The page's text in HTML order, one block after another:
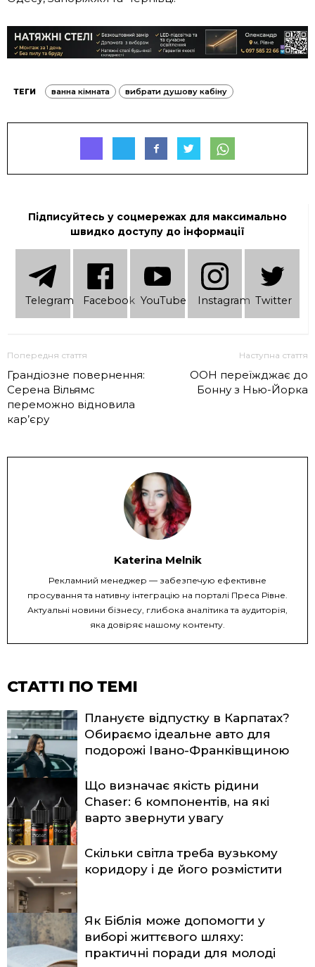
ТЕГИ ванна кімната вибрати душову кабіну
Підписуйтесь у соцмережах для максимально
швидко доступу до інформації
Telеgram Facebook YouTube Instagram Twitter
Попередня стаття
Грандіозне повернення:
Серена Вільямс
переможно відновила
кар’єру
Наступна стаття
ООН переїжджає до
Бонну з Нью-Йорка
Katerina Melnik
Рекламний менеджер — забезпечую ефективне
просування та нативну інтеграцію на порталі Преса Рівне.
Актуальні новини бізнесу, глибока аналітика та аудиторія,
яка довіряє нашому контенту.
СТАТТІ ПО ТЕМІ
Плануєте відпустку в Карпатах?
Обираємо ідеальне авто для
подорожі Івано-Франківщиною
Що визначає якість рідини
Chaser: 6 компонентів, на які
варто звернути увагу
Скільки світла треба вузькому
коридору і де його розмістити
Як Біблія може допомогти у
виборі життєвого шляху:
практичні поради для молоді